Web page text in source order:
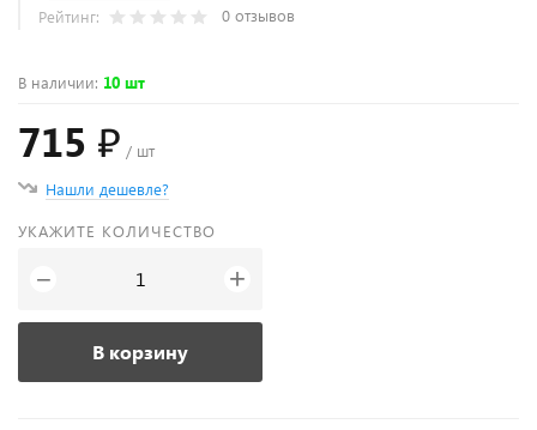
Рейтинг: 0 отзывов
В наличии: 10 шт
715 ₽ / шт
Нашли дешевле?
УКАЖИТЕ КОЛИЧЕСТВО
− +
В корзину